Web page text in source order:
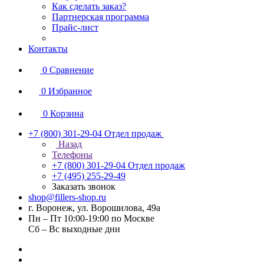
Как сделать заказ?
Партнерская программа
Прайс-лист
Контакты
0 Сравнение
0 Избранное
0 Корзина
+7 (800) 301-29-04 Отдел продаж
Назад
Телефоны
+7 (800) 301-29-04 Отдел продаж
+7 (495) 255-29-49
Заказать звонок
shop@fillers-shop.ru
г. Воронеж, ул. Ворошилова, 49а
Пн – Пт 10:00-19:00 по Москве
Сб – Вс выходные дни